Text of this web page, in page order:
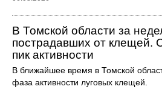
В Томской области за
пострадавших от клещей.
пик активности
В ближайшее время в Томской
фаза активности луговых клещей.